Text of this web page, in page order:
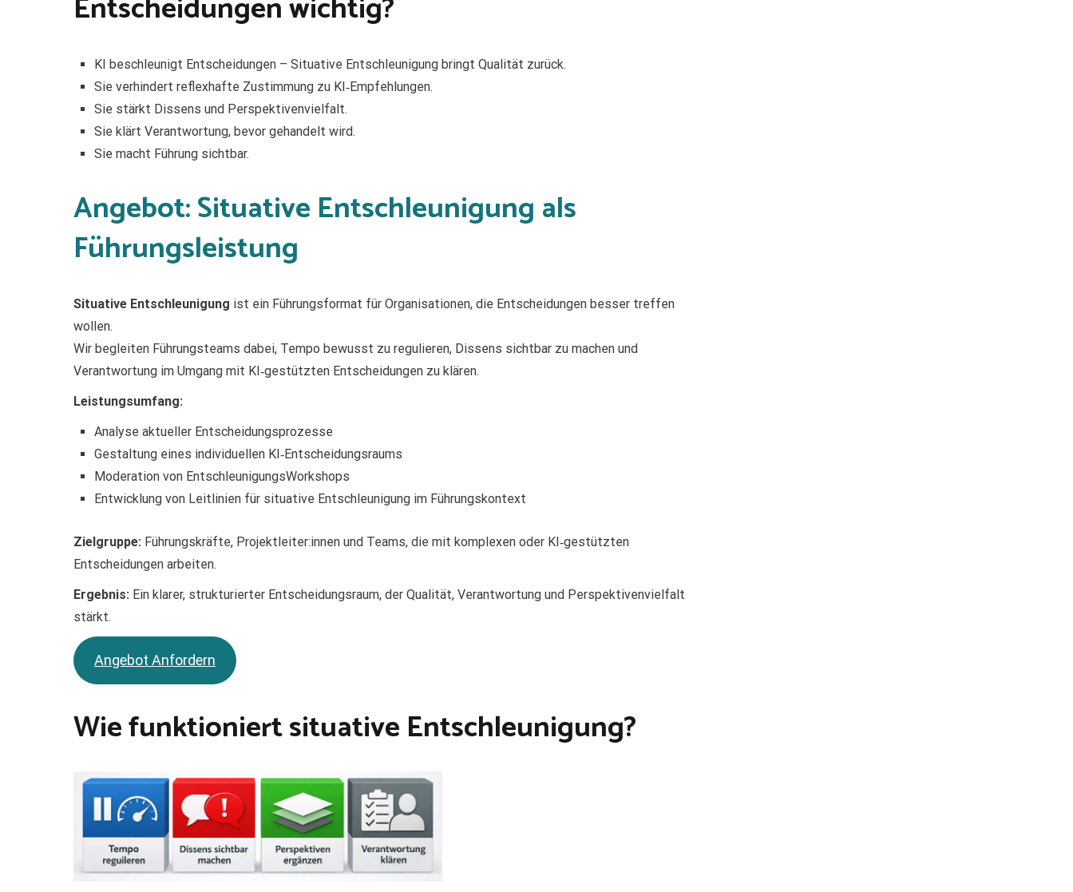
Entscheidungen wichtig?
KI beschleunigt Entscheidungen – Situative Entschleunigung bringt Qualität zurück.
Sie verhindert reflexhafte Zustimmung zu KI‑Empfehlungen.
Sie stärkt Dissens und Perspektivenvielfalt.
Sie klärt Verantwortung, bevor gehandelt wird.
Sie macht Führung sichtbar.
Angebot: Situative Entschleunigung als
Führungsleistung
Situative Entschleunigung ist ein Führungsformat für Organisationen, die Entscheidungen besser treffen
wollen.
Wir begleiten Führungsteams dabei, Tempo bewusst zu regulieren, Dissens sichtbar zu machen und
Verantwortung im Umgang mit KI‑gestützten Entscheidungen zu klären.
Leistungsumfang:
Analyse aktueller Entscheidungsprozesse
Gestaltung eines individuellen KI‑Entscheidungsraums
Moderation von EntschleunigungsWorkshops
Entwicklung von Leitlinien für situative Entschleunigung im Führungskontext
Zielgruppe: Führungskräfte, Projektleiter:innen und Teams, die mit komplexen oder KI‑gestützten
Entscheidungen arbeiten.
Ergebnis: Ein klarer, strukturierter Entscheidungsraum, der Qualität, Verantwortung und Perspektivenvielfalt
stärkt.
Angebot Anfordern
Wie funktioniert situative Entschleunigung?